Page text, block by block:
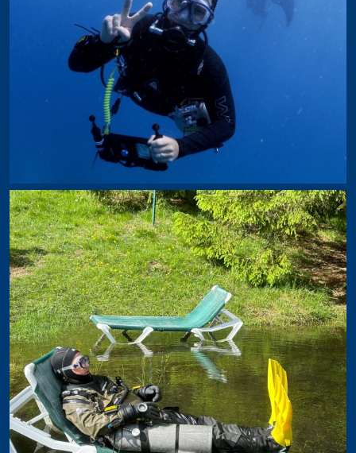
Advanced Open Water Diver
Stress & Retten
Suchen & Bergen
Trockentauchen
Nitroxtaucher
Navigation
Flusstauchen
Nachttauchen
Nacht- und Flusstauchen
Tarieren in Perfektion
Dekotaucher
Bergsee